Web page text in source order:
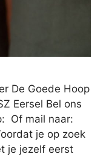
De Goede Hoop
Eersel Bel ons
Of mail naar:
je op zoek
je jezelf eerst